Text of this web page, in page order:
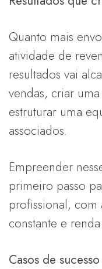
Quanto mais
atividade de
resultados vai
vendas, criar
estruturar uma
associados.
Empreender
primeiro passo
profissional,
constante e
Casos de